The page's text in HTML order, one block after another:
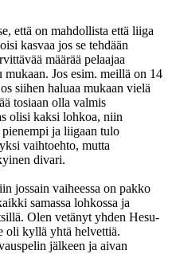
että on mahdollista että liiga
kasvaa jos se tehdään
määrää pelaajaa
Jos esim. meillä on 14
siihen haluaa mukaan vielä
tosiaan olla valmis
olisi kaksi lohkoa, niin
ja liigaan tulo
vaihtoehto, mutta
divari.
jossain vaiheessa on pakko
samassa lohkossa ja
Olen vetänyt yhden Hesu-
oli kyllä yhtä helvettiä.
jälkeen ja aivan